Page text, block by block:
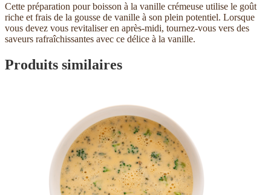
Cette préparation pour boisson à la vanille crémeuse utilise le goût
riche et frais de la gousse de vanille à son plein potentiel. Lorsque
vous devez vous revitaliser en après-midi, tournez-vous vers des
saveurs rafraîchissantes avec ce délice à la vanille.
Produits similaires